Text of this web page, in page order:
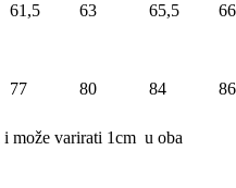
61,5 63 65,5
77 80 84 86
i može varirati 1cm u oba